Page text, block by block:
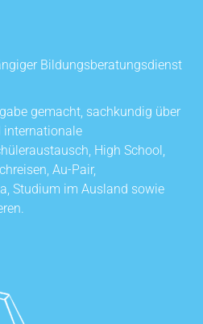
Bildungsberatungsdienst
gemacht, sachkundig über
internationale
High School,
Au-Pair,
Studium im Ausland sowie